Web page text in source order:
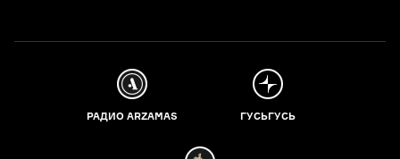
РАДИО ARZAMAS ГУСЬГУСЬ